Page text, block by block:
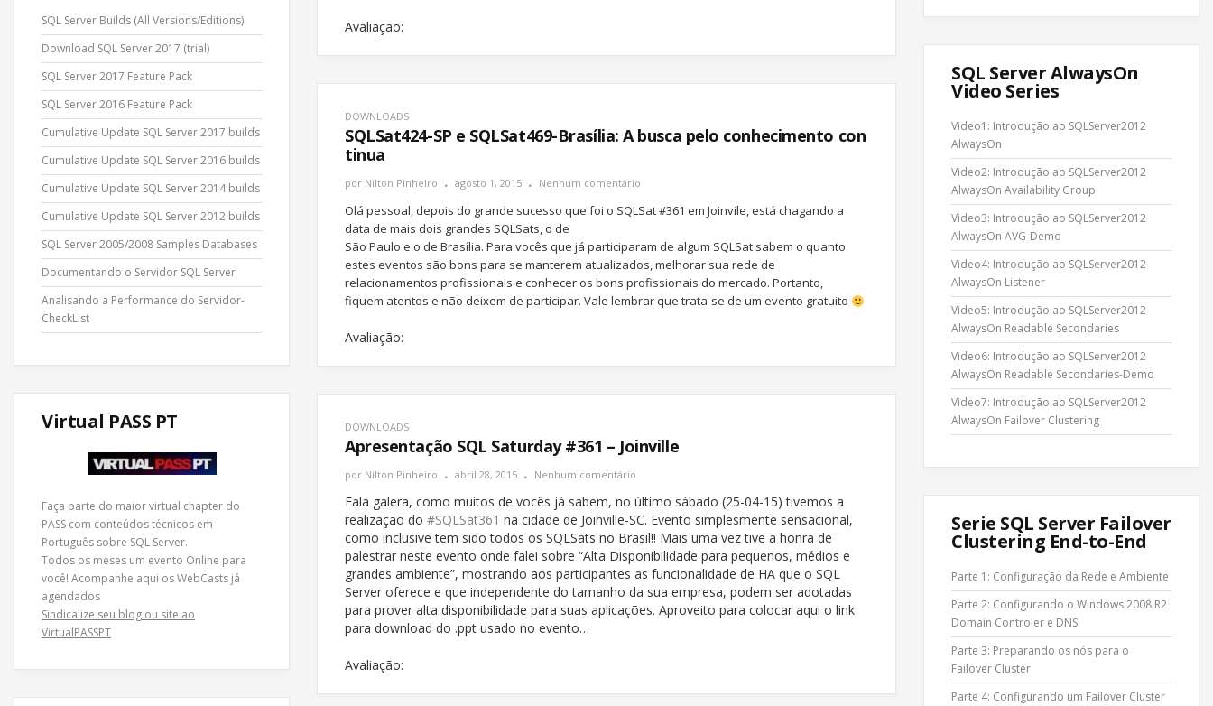
SQL Server Builds (All Versions/Editions)
Download SQL Server 2017 (trial)
SQL Server 2017 Feature Pack
SQL Server 2016 Feature Pack
Cumulative Update SQL Server 2017 builds
Cumulative Update SQL Server 2016 builds
Cumulative Update SQL Server 2014 builds
Cumulative Update SQL Server 2012 builds
SQL Server 2005/2008 Samples Databases
Documentando o Servidor SQL Server
Analisando a Performance do Servidor-
CheckList
Virtual PASS PT
Faça parte do maior virtual chapter do
PASS com conteúdos técnicos em
Português sobre SQL Server.
Todos os meses um evento Online para
você! Acompanhe aqui os WebCasts já
agendados
Sindicalize seu blog ou site ao
VirtualPASSPT
Avaliação:
DOWNLOADS
SQLSat424-SP e SQLSat469-Brasília: A busca pelo conhecimento con
tinua
por Nilton Pinheiro agosto 1, 2015 Nenhum comentário
Olá pessoal, depois do grande sucesso que foi o SQLSat #361 em Joinvile, está chagando a
data de mais dois grandes SQLSats, o de
São Paulo e o de Brasília. Para vocês que já participaram de algum SQLSat sabem o quanto
estes eventos são bons para se manterem atualizados, melhorar sua rede de
relacionamentos profissionais e conhecer os bons profissionais do mercado. Portanto,
fiquem atentos e não deixem de participar. Vale lembrar que trata-se de um evento gratuito
Avaliação:
DOWNLOADS
Apresentação SQL Saturday #361 – Joinville
por Nilton Pinheiro abril 28, 2015 Nenhum comentário
Fala galera, como muitos de vocês já sabem, no último sábado (25-04-15) tivemos a
realização do #SQLSat361 na cidade de Joinville-SC. Evento simplesmente sensacional,
como inclusive tem sido todos os SQLSats no Brasil!! Mais uma vez tive a honra de
palestrar neste evento onde falei sobre “Alta Disponibilidade para pequenos, médios e
grandes ambiente”, mostrando aos participantes as funcionalidade de HA que o SQL
Server oferece e que independente do tamanho da sua empresa, podem ser adotadas
para prover alta disponibilidade para suas aplicações. Aproveito para colocar aqui o link
para download do .ppt usado no evento…
Avaliação:
SQL Server AlwaysOn
Video Series
Video1: Introdução ao SQLServer2012
AlwaysOn
Video2: Introdução ao SQLServer2012
AlwaysOn Availability Group
Video3: Introdução ao SQLServer2012
AlwaysOn AVG-Demo
Video4: Introdução ao SQLServer2012
AlwaysOn Listener
Video5: Introdução ao SQLServer2012
AlwaysOn Readable Secondaries
Video6: Introdução ao SQLServer2012
AlwaysOn Readable Secondaries-Demo
Video7: Introdução ao SQLServer2012
AlwaysOn Failover Clustering
Serie SQL Server Failover
Clustering End-to-End
Parte 1: Configuração da Rede e Ambiente
Parte 2: Configurando o Windows 2008 R2
Domain Controler e DNS
Parte 3: Preparando os nós para o
Failover Cluster
Parte 4: Configurando um Failover Cluster